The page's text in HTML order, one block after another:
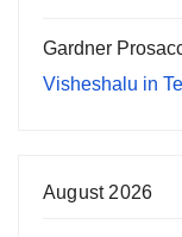
Gardner
Visheshalu in
August 2026